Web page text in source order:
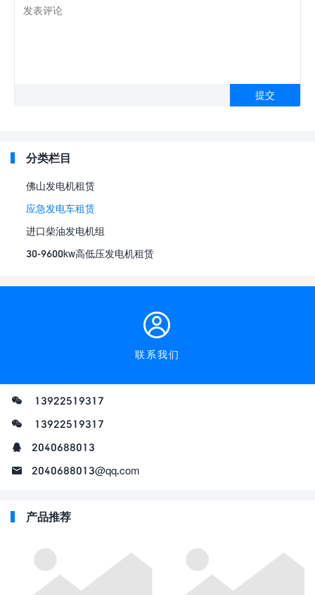
分类栏目
佛山发电机租赁
应急发电车租赁
进口柴油发电机组
30-9600kw高低压发电机租赁
联系我们
13922519317
13922519317
2040688013
2040688013@qq.com
产品推荐